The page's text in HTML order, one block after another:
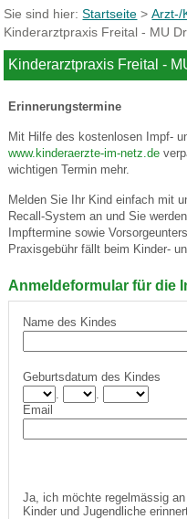
Sie sind hier:Startseite >Arzt-/
Kinderarztpraxis Freital - MU
Kinderarztpraxis Freital -
Erinnerungstermine
Mit Hilfe des kostenlosen Impf-
www.kinderaerzte-im-netz.de
wichtigen Termin mehr.
Melden Sie Ihr Kind einfach mit
Recall-System an und Sie
Impftermine sowie
Praxisgebühr fällt beim Kinder-
Anmeldeformular für die
Name des Kindes
Geburtsdatum des Kindes
Email
Ja, ich möchte regelmässig
Kinder und Jugendliche